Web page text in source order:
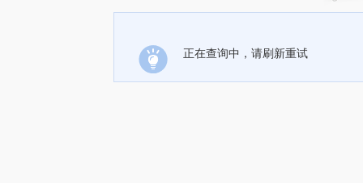
正在查询中，请刷新重试